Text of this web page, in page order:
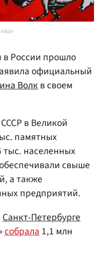
России прошло
официальный
Волкв своем
в Великой
памятных
населенных
свыше
а также
предприятий.
Санкт-Петербурге
собрала 1,1 млн